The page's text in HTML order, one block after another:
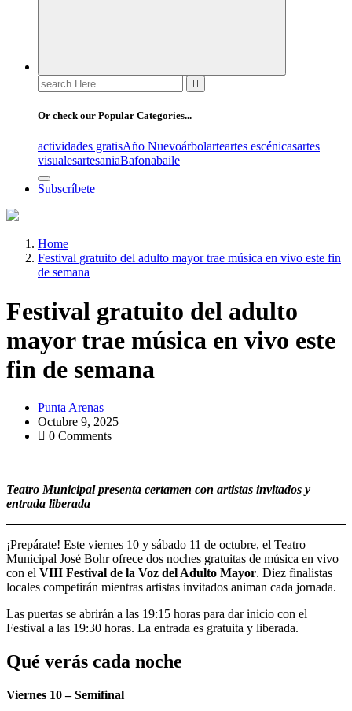
Search
for:
Or check our Popular Categories...
actividades gratisAño Nuevoárbolarteartes escénicasartes
visualesartesaniaBafonabaile
Subscríbete
Home
Festival gratuito del adulto mayor trae música en vivo este fin
de semana
Festival gratuito del adulto
mayor trae música en vivo este
fin de semana
Punta Arenas
Octubre 9, 2025
0 Comments
Teatro Municipal presenta certamen con artistas invitados y
entrada liberada
¡Prepárate! Este viernes 10 y sábado 11 de octubre, el Teatro
Municipal José Bohr ofrece dos noches gratuitas de música en vivo
con el VIII Festival de la Voz del Adulto Mayor. Diez finalistas
locales competirán mientras artistas invitados animan cada jornada.
Las puertas se abrirán a las 19:15 horas para dar inicio con el
Festival a las 19:30 horas. La entrada es gratuita y liberada.
Qué verás cada noche
Viernes 10 – Semifinal